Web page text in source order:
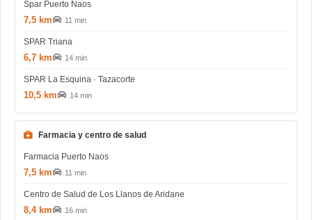
Spar Puerto Naos
7,5 km 11 min
SPAR Triana
6,7 km 14 min
SPAR La Esquina · Tazacorte
10,5 km 14 min
Farmacia y centro de salud
Farmacia Puerto Naos
7,5 km 11 min
Centro de Salud de Los Llanos de Aridane
8,4 km 16 min